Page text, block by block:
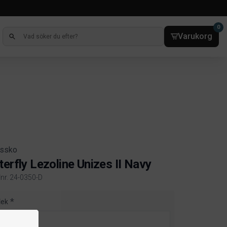
Varukorg
0
Lezoline Unizes II Navy
24-0350-D
information